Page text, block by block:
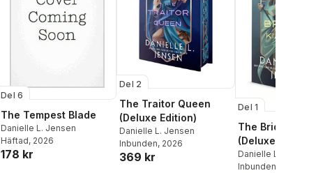
Del 6
The Tempest Blade
Danielle L. Jensen
Häftad, 2026
178 kr
Del 2
The Traitor Queen
(Deluxe Edition)
Danielle L. Jensen
Inbunden, 2026
369 kr
Del 1
The Bridge
(Deluxe
Danielle L.
Inbunden